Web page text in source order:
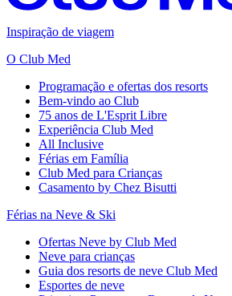
Inspiração de viagem
O Club Med
Programação e ofertas dos resorts
Bem-vindo ao Club
75 anos de L'Esprit Libre
Experiência Club Med
All Inclusive
Férias em Família
Club Med para Crianças
Casamento by Chez Bisutti
Férias na Neve & Ski
Ofertas Neve by Club Med
Neve para crianças
Guia dos resorts de neve Club Med
Esportes de neve